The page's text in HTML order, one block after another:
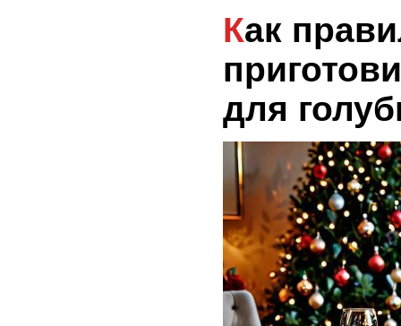
Как правильно
для